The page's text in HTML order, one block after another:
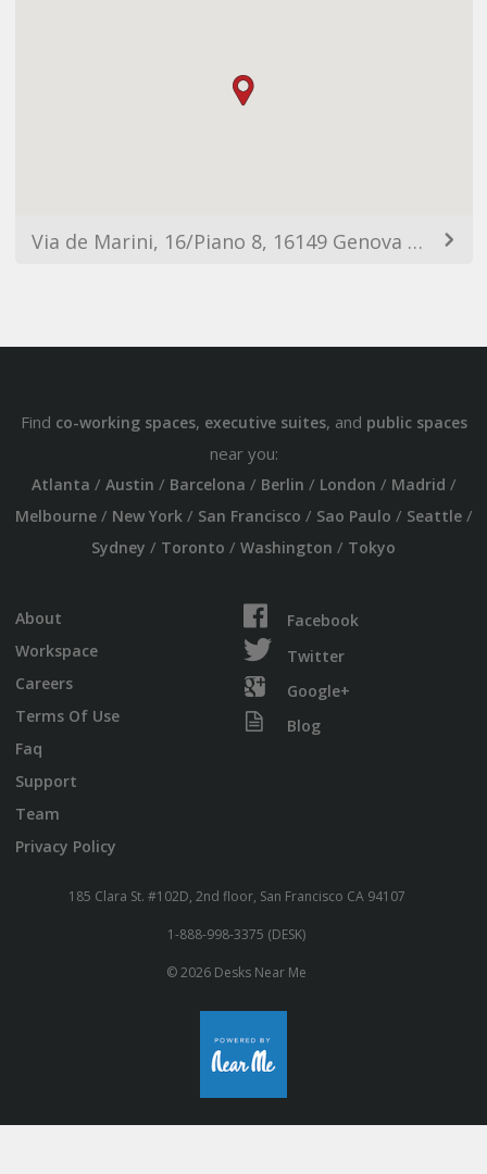
Via de Marini, 16/Piano 8, 16149 Genova GE, Italy
Find co-working spaces, executive suites, and public spaces
near you:
Atlanta / Austin / Barcelona / Berlin / London / Madrid /
Melbourne/ New York/ San Francisco / Sao Paulo / Seattle/
Sydney / Toronto / Washington / Tokyo
About
Workspace
Careers
Terms Of Use
Faq
Support
Team
Privacy Policy
Facebook
Twitter
Google+
Blog
185 Clara St. #102D, 2nd floor, San Francisco CA 94107
1-888-998-3375 (DESK)
© 2026 Desks Near Me